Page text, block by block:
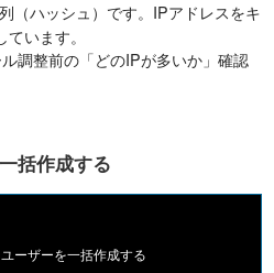
（ハッシュ）です。IPアドレスをキ
います。
調整前の「どのIPが多いか」確認
括作成する
ザーを一括作成する